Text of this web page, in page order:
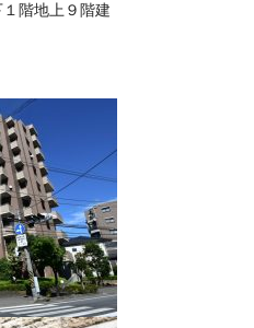
階地上９階建